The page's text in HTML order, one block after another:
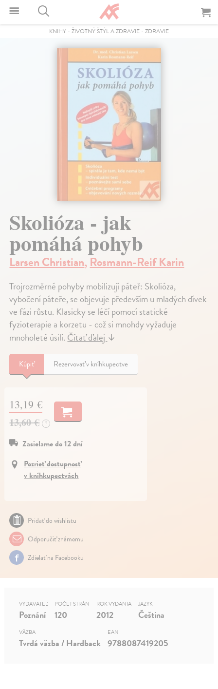
KNIHY - ŽIVOTNÝ ŠTÝL A ZDRAVIE - ZDRAVIE
Skolióza - jak
pomáhá pohyb
Larsen Christian,Rosmann-Reif Karin
Trojrozměrné pohyby mobilizují páteř: Skolióza,
vybočení páteře, se objevuje především u mladých dívek
ve fázi růstu. Klasicky se léčí pomocí statické
fyzioterapie a korzetu - což si mnohdy vyžaduje
mnoholeté úsilí.Čítať ďalej↓
Kúpiť Rezervovať v kníhkupectve
13,19 €
13,60 € ?
Zasielame do 12 dní
Pozrieť dostupnosť
v kníhkupectvách
Pridať do wishlistu
Odporučiť známemu
Zdielať na Facebooku
VYDAVATEĽ
Poznání
POČET STRÁN
120
ROK VYDANIA
2012
JAZYK
Čeština
VÄZBA
Tvrdá väzba / Hardback
EAN
9788087419205